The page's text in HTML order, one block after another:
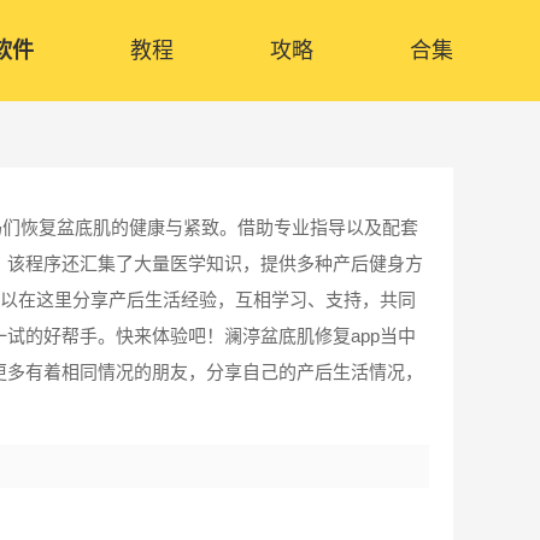
件 教程 攻略 合集
恢复盆底肌的健康与紧致。借助专业指导以及配套
程序还汇集了大量医学知识，提供多种产后健身方
在这里分享产后生活经验，互相学习、支持，共同
的好帮手。快来体验吧！澜渟盆底肌修复app当中
有着相同情况的朋友，分享自己的产后生活情况，